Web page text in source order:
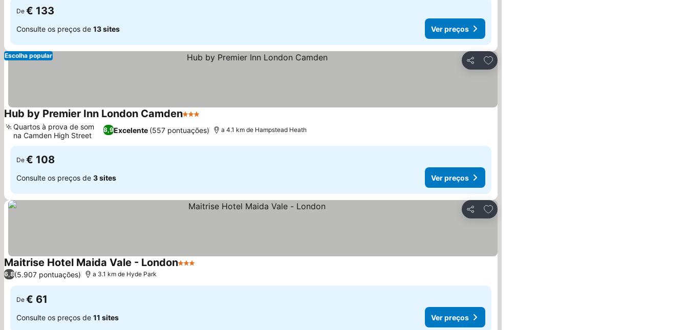
De € 133
Consulte os preços de 13 sites Ver preços
Partilhar
Adicionar aos favoritos
Escolha popular
Hub by Premier Inn London Camden3 Estrelas
8,9Excelente (557 pontuações)
Quartos à prova de som
na Camden High Street
a 4.1 km de Hampstead Heath
De € 108
Consulte os preços de 3 sites Ver preços
Partilhar
Adicionar aos favoritos
Maitrise Hotel Maida Vale - London3 Estrelas
6,8(5.907 pontuações) a 3.1 km de Hyde Park
De € 61
Consulte os preços de 11 sites Ver preços